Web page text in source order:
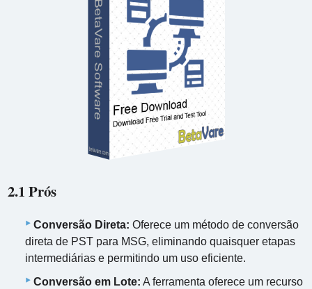
2.1 Prós
Conversão Direta: Oferece um método de conversão
direta de PST para MSG, eliminando quaisquer etapas
intermediárias e permitindo um uso eficiente.
Conversão em Lote: A ferramenta oferece um recurso